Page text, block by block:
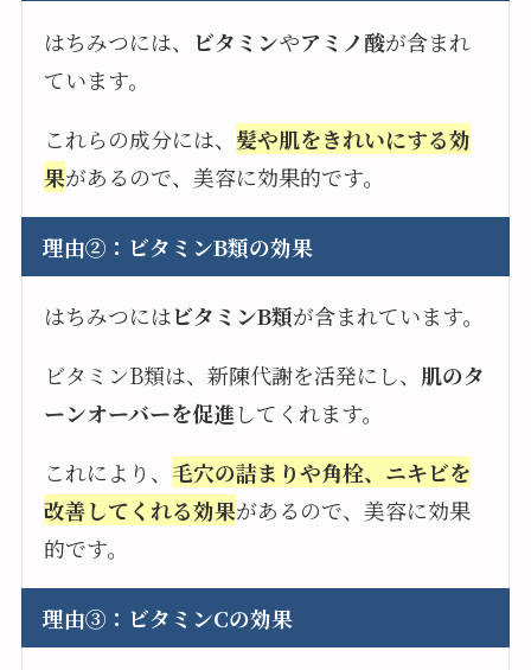
はちみつには、 ビタミンやアミノ酸が含まれ
ています。
これらの成分には、 髪や肌をきれいにする効
果があるので、美容に効果的です。
理由②：ビタミンB類の効果
はちみつにはビタミンB類が含まれています。
ビタミンB類は、新陳代謝を活発にし、 肌のタ
ーンオーバーを促進してくれます。
これにより、 毛穴の詰まりや角栓、ニキビを
改善してくれる効果があるので、美容に効果
的です。
理由③：ビタミンCの効果